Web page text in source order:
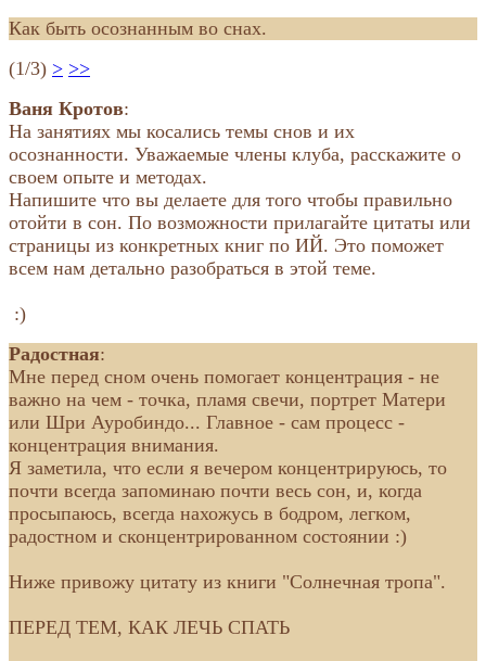
Как быть осознанным во снах.
(1/3) > >>
Ваня Кротов:
На занятиях мы косались темы снов и их
осознанности. Уважаемые члены клуба, расскажите о
своем опыте и методах.
Напишите что вы делаете для того чтобы правильно
отойти в сон. По возможности прилагайте цитаты или
страницы из конкретных книг по ИЙ. Это поможет
всем нам детально разобраться в этой теме.
:)
Радостная:
Мне перед сном очень помогает концентрация - не
важно на чем - точка, пламя свечи, портрет Матери
или Шри Ауробиндо... Главное - сам процесс -
концентрация внимания.
Я заметила, что если я вечером концентрируюсь, то
почти всегда запоминаю почти весь сон, и, когда
просыпаюсь, всегда нахожусь в бодром, легком,
радостном и сконцентрированном состоянии :)
Ниже привожу цитату из книги "Солнечная тропа".
ПЕРЕД ТЕМ, КАК ЛЕЧЬ СПАТЬ